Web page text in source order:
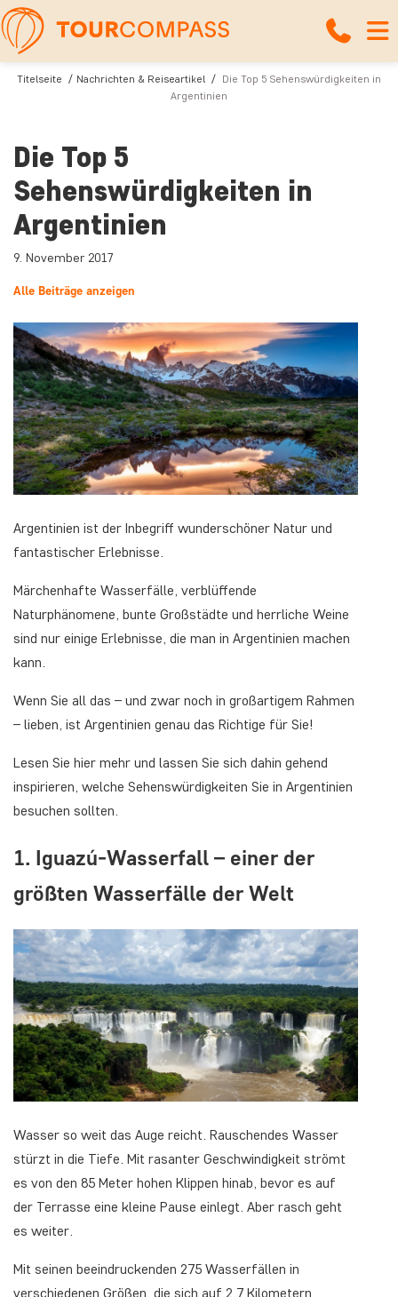
Titelseite Nachrichten & Reiseartikel
Die Top 5 Sehenswürdigkeiten in
Argentinien
Die Top 5
Sehenswürdigkeiten in
Argentinien
9. November 2017
Alle Beiträge anzeigen
Argentinien ist der Inbegriff wunderschöner Natur und
fantastischer Erlebnisse.
Märchenhafte Wasserfälle, verblüffende
Naturphänomene, bunte Großstädte und herrliche Weine
sind nur einige Erlebnisse, die man in Argentinien machen
kann.
Wenn Sie all das – und zwar noch in großartigem Rahmen
– lieben, ist Argentinien genau das Richtige für Sie!
Lesen Sie hier mehr und lassen Sie sich dahin gehend
inspirieren, welche Sehenswürdigkeiten Sie in Argentinien
besuchen sollten.
1. Iguazú-Wasserfall – einer der
größten Wasserfälle der Welt
Wasser so weit das Auge reicht. Rauschendes Wasser
stürzt in die Tiefe. Mit rasanter Geschwindigkeit strömt
es von den 85 Meter hohen Klippen hinab, bevor es auf
der Terrasse eine kleine Pause einlegt. Aber rasch geht
es weiter.
Mit seinen beeindruckenden 275 Wasserfällen in
verschiedenen Größen, die sich auf 2,7 Kilometern